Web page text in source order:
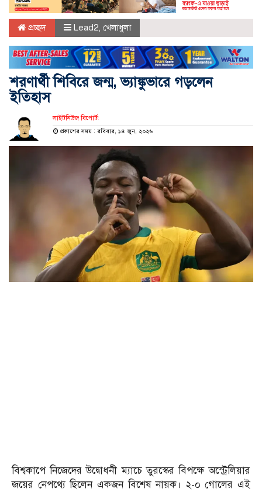
প্রচ্ছদ Lead2, খেলাধুলা
শরণার্থী শিবিরে জন্ম, ভ্যাঙ্কুভারে গড়লেন
ইতিহাস
লাইটনিউজ রিপোর্ট:
প্রকাশের সময় : রবিবার, ১৪ জুন, ২০২৬
বিশ্বকাপে নিজেদের উদ্বোধনী ম্যাচে তুরস্কের বিপক্ষে অস্ট্রেলিয়ার
জয়ের নেপথ্যে ছিলেন একজন বিশেষ নায়ক। ২-০ গোলের এই